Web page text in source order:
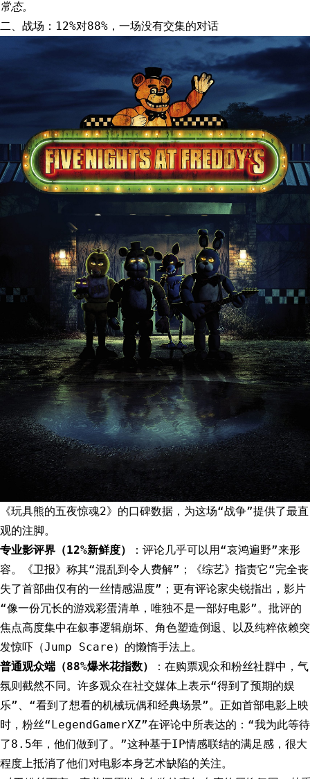
常态。
二、战场：12%对88%，一场没有交集的对话
《玩具熊的五夜惊魂2》的口碑数据，为这场“战争”提供了最直
观的注脚。
专业影评界（12%新鲜度）
：评论几乎可以用“哀鸿遍野”来形
容。《卫报》称其“混乱到令人费解”；《综艺》指责它“完全丧
失了首部曲仅有的一丝情感温度”；更有评论家尖锐指出，影片
“像一份冗长的游戏彩蛋清单，唯独不是一部好电影”。批评的
焦点高度集中在叙事逻辑崩坏、角色塑造倒退、以及纯粹依赖突
发惊吓（Jump Scare）的懒惰手法上。
普通观众端（88%爆米花指数）
：在购票观众和粉丝社群中，气
氛则截然不同。许多观众在社交媒体上表示“得到了预期的娱
乐”、“看到了想看的机械玩偶和经典场景”。正如首部电影上映
时，粉丝“LegendGamerXZ”在评论中所表达的：“我为此等待
了8.5年，他们做到了。”这种基于IP情感联结的满足感，很大
程度上抵消了他们对电影本身艺术缺陷的关注。